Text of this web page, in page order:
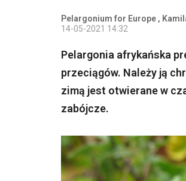
Pelargonium for Europe ,
14-05-2021 14:32
Pelargonia afrykańska
przeciągów. Należy ją
zimą jest otwierane w
zabójcze.